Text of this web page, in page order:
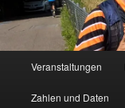
Veranstaltungen
Zahlen und Daten